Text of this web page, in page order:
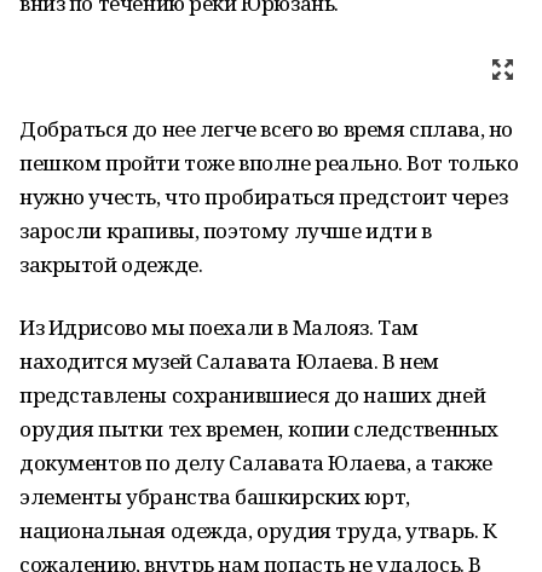
Добраться до нее легче всего во время сплава, но
пешком пройти тоже вполне реально. Вот только
нужно учесть, что пробираться предстоит через
заросли крапивы, поэтому лучше идти в
закрытой одежде.
Из Идрисово мы поехали в Малояз. Там
находится музей Салавата Юлаева. В нем
представлены сохранившиеся до наших дней
орудия пытки тех времен, копии следственных
документов по делу Салавата Юлаева, а также
элементы убранства башкирских юрт,
национальная одежда, орудия труда, утварь. К
сожалению, внутрь нам попасть не удалось. В